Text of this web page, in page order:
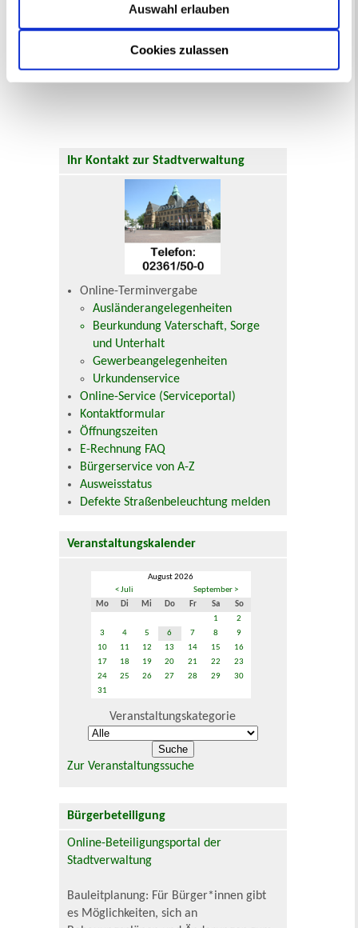
Cookies zulassen
Auswahl erlauben
Klimaschutzmanagerin
Ihr Kontakt zur Stadtverwaltung
Online-Terminvergabe
Ausländerangelegenheiten
Beurkundung Vaterschaft, Sorge
und Unterhalt
Gewerbeangelegenheiten
Urkundenservice
Online-Service (Serviceportal)
Kontaktformular
Öffnungszeiten
E-Rechnung FAQ
Bürgerservice von A-Z
Ausweisstatus
Defekte Straßenbeleuchtung melden
Veranstaltungskalender
August 2026
< Juli
September >
Mo
Di Mi Do Fr Sa
So
1
2
3
4 5 6 7 8
9
10
11 12 13 14 15
16
17
18 19 20 21 22
23
24
25 26 27 28 29
30
31
Veranstaltungskategorie
Zur Veranstaltungssuche
Bürgerbeteiligung
Online-Beteiligungsportal der
Stadtverwaltung
Bauleitplanung: Für Bürger*innen gibt
es Möglichkeiten, sich an